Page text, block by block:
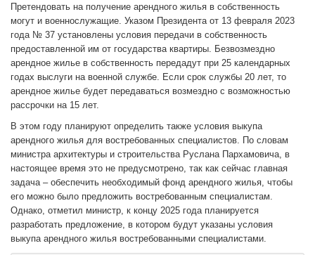
Претендовать на получение арендного жилья в собственность
могут и военнослужащие. Указом Президента от 13 февраля 2023
года № 37 установлены условия передачи в собственность
предоставленной им от государства квартиры. Безвозмездно
арендное жилье в собственность передадут при 25 календарных
годах выслуги на военной службе. Если срок службы 20 лет, то
арендное жилье будет передаваться возмездно с возможностью
рассрочки на 15 лет.
В этом году планируют определить также условия выкупа
арендного жилья для востребованных специалистов. По словам
министра архитектуры и строительства Руслана Пархамовича, в
настоящее время это не предусмотрено, так как сейчас главная
задача – обеспечить необходимый фонд арендного жилья, чтобы
его можно было предложить востребованным специалистам.
Однако, отметил министр, к концу 2025 года планируется
разработать предложение, в котором будут указаны условия
выкупа арендного жилья востребованными специалистами.